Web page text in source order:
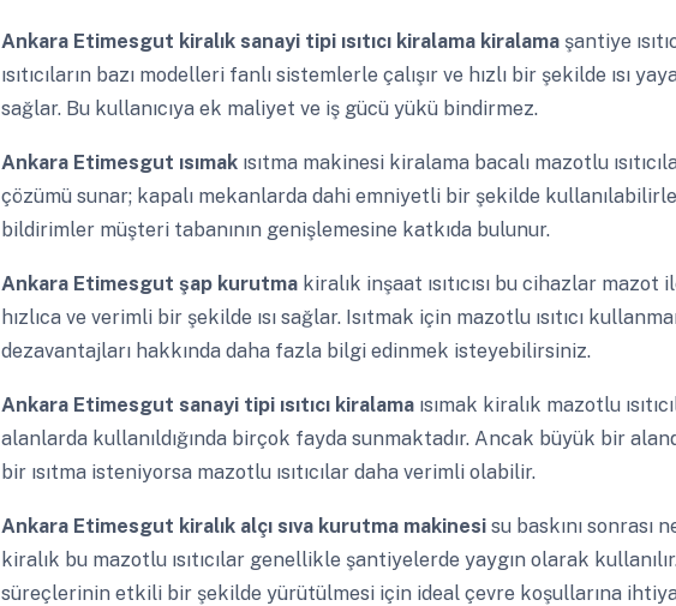
Ankara Etimesgut kiralık sanayi tipi ısıtıcı kiralama kiralama şantiye
ısıtıcıların bazı modelleri fanlı sistemlerle çalışır ve hızlı bir şekilde ısı
sağlar. Bu kullanıcıya ek maliyet ve iş gücü yükü bindirmez.
Ankara Etimesgut ısımak ısıtma makinesi kiralama bacalı mazotlu
çözümü sunar; kapalı mekanlarda dahi emniyetli bir şekilde
bildirimler müşteri tabanının genişlemesine katkıda bulunur.
Ankara Etimesgut şap kurutma kiralık inşaat ısıtıcısı bu cihazlar mazot
hızlıca ve verimli bir şekilde ısı sağlar. Isıtmak için mazotlu ısıtıcı
dezavantajları hakkında daha fazla bilgi edinmek isteyebilirsiniz.
Ankara Etimesgut sanayi tipi ısıtıcı kiralama ısımak kiralık mazotlu
alanlarda kullanıldığında birçok fayda sunmaktadır. Ancak büyük bir
bir ısıtma isteniyorsa mazotlu ısıtıcılar daha verimli olabilir.
Ankara Etimesgut kiralık alçı sıva kurutma makinesi su baskını sonrası
kiralık bu mazotlu ısıtıcılar genellikle şantiyelerde yaygın olarak
süreçlerinin etkili bir şekilde yürütülmesi için ideal çevre koşullarına